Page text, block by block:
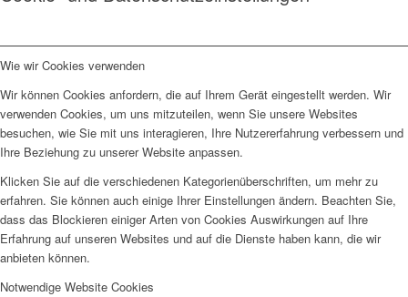
Wie wir Cookies verwenden
Wir können Cookies anfordern, die auf Ihrem Gerät eingestellt werden. Wir
verwenden Cookies, um uns mitzuteilen, wenn Sie unsere Websites
besuchen, wie Sie mit uns interagieren, Ihre Nutzererfahrung verbessern und
Ihre Beziehung zu unserer Website anpassen.
Klicken Sie auf die verschiedenen Kategorienüberschriften, um mehr zu
erfahren. Sie können auch einige Ihrer Einstellungen ändern. Beachten Sie,
dass das Blockieren einiger Arten von Cookies Auswirkungen auf Ihre
Erfahrung auf unseren Websites und auf die Dienste haben kann, die wir
anbieten können.
Notwendige Website Cookies